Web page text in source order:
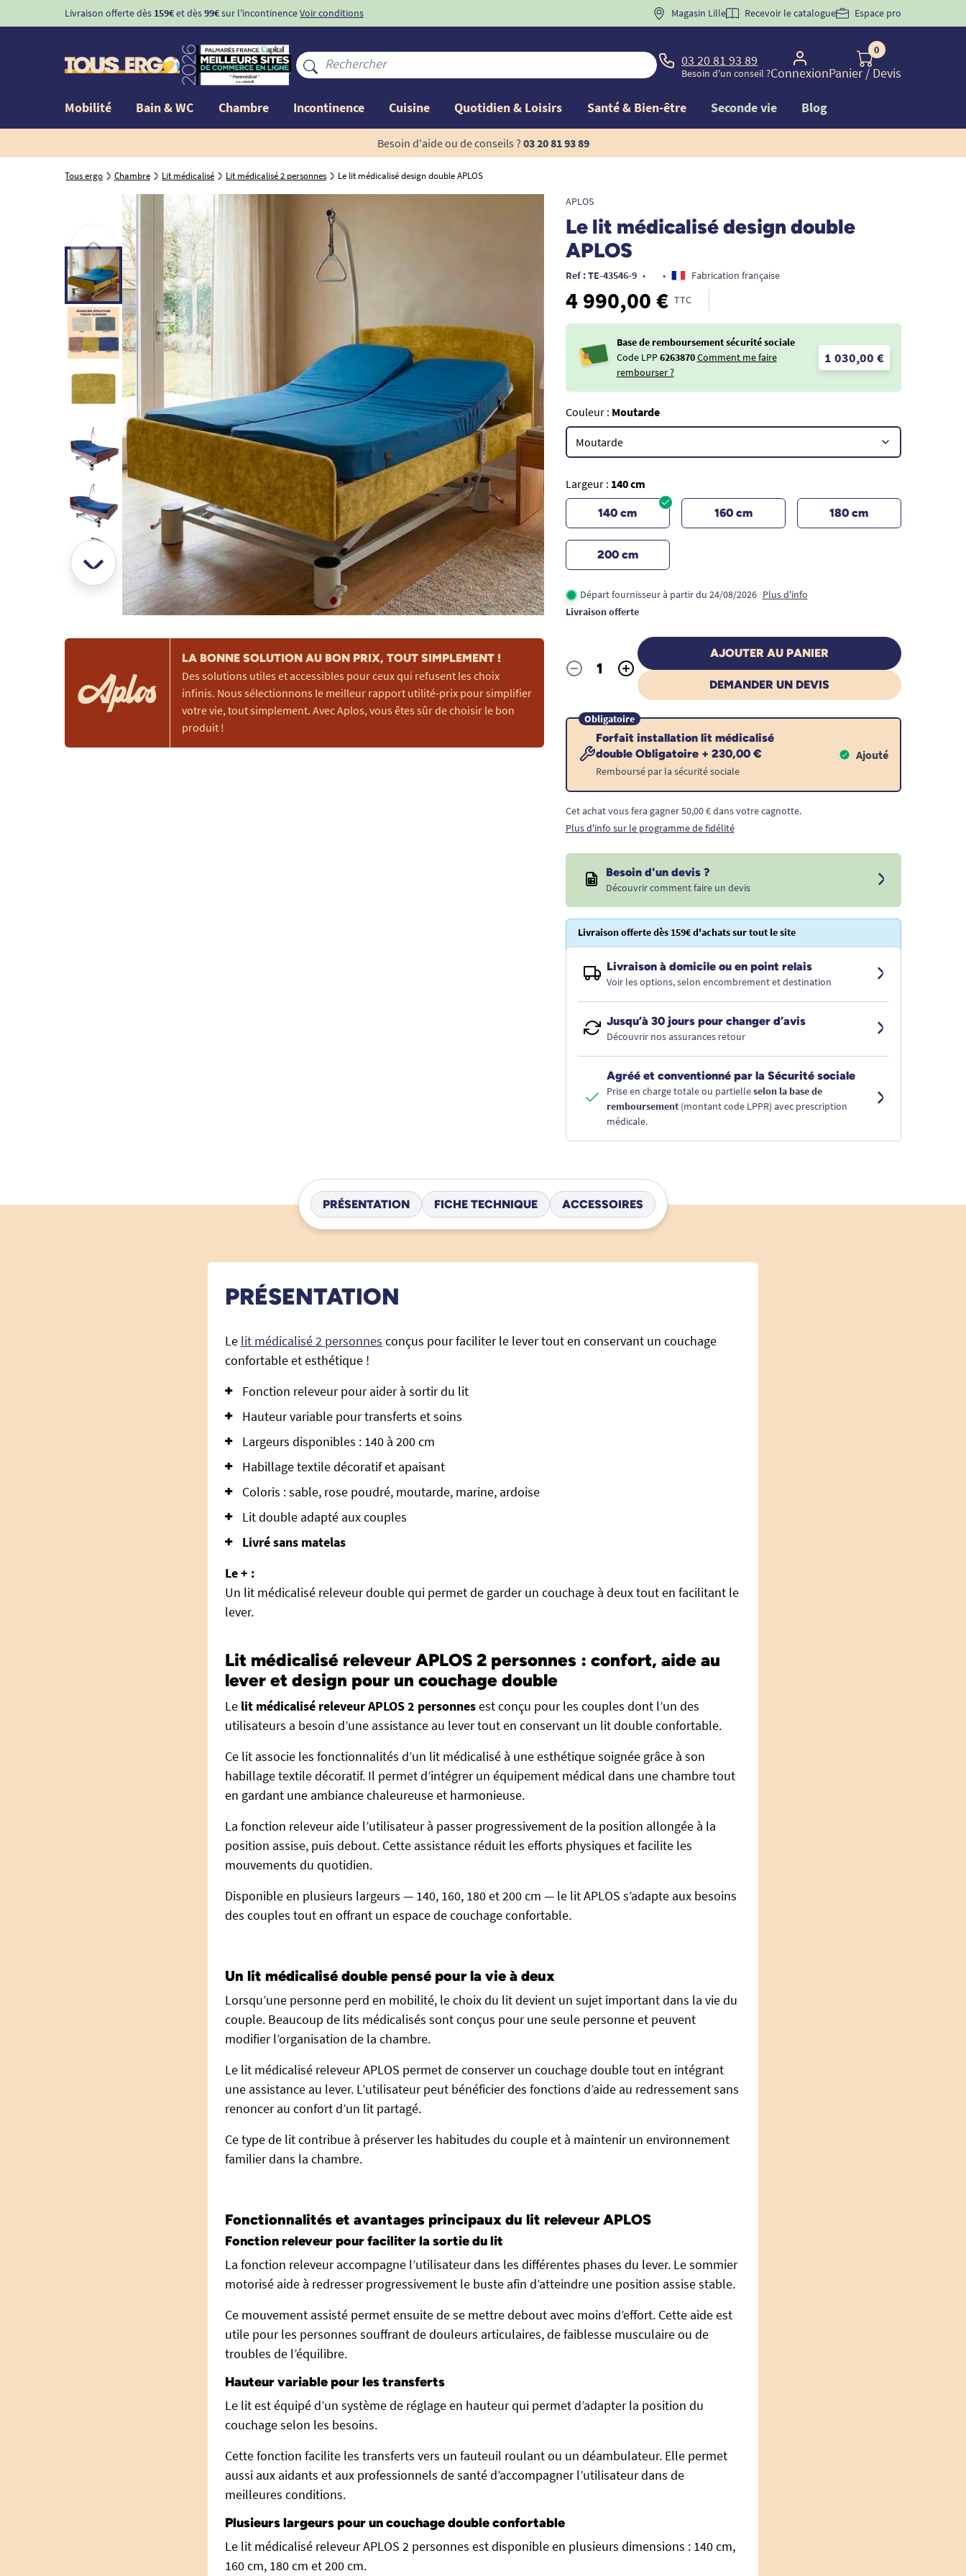
Livraison offerte dès 159€et dès99€sur l'incontinenceVoir conditions BIENVENUE" pourla 1ère commande d'incontinence
Magasin Lille Recevoir le catalogue Espace pro
03 20 81 93 89
Besoin d'un conseil ?Connexion
0
Panier/ Devis
Mobilité Bain & WC Chambre Incontinence Cuisine Quotidien & Loisirs Santé & Bien-être Seconde vie Blog
Besoin d'aide ou de conseils ? 03 20 81 93 89
Tous ergo Chambre Lit médicalisé Lit médicalisé 2 personnes Le lit médicalisé design double APLOS
APLOS
Le lit médicalisé design double
APLOS
Ref : TE-43546-9 • • Fabrication française
4 990,00 € TTC
Base de remboursement sécurité sociale
Code LPP6263870Comment me faire
rembourser ?
1 030,00 €
Couleur : Moutarde
Largeur : 140 cm
140 cm 160 cm 180 cm
200 cm
Départ fournisseur à partir du 24/08/2026 Plus d'info
Livraison offerte
Quantité
- +
AJOUTER AU PANIER
DEMANDER UN DEVIS
Obligatoire
Forfait installation lit médicalisé
double Obligatoire + 230,00 €
Remboursé par la sécurité sociale
Ajouté
Cet achat vous fera gagner 50,00 € dans votre cagnotte.
Plus d'info sur le programme de fidélité
Besoin d'un devis ?
Découvrir comment faire un devis
Livraison offerte dès 159€ d'achats sur tout le site
Livraison à domicile ou en point relais
Voir les options, selon encombrement et destination
Jusqu’à 30 jours pour changer d’avis
Découvrir nos assurances retour
Agréé et conventionné par la Sécurité sociale
Prise en charge totale ou partielleselon la base de
remboursement (montant code LPPR) avec prescription
médicale.
LA BONNE SOLUTION AU BON PRIX, TOUT SIMPLEMENT !
Des solutions utiles et accessibles pour ceux qui refusent les choix
infinis. Nous sélectionnons le meilleur rapport utilité-prix pour simplifier
votre vie, tout simplement. Avec Aplos, vous êtes sûr de choisir le bon
produit !
PRÉSENTATION FICHE TECHNIQUE ACCESSOIRES
PRÉSENTATION
Le lit médicalisé 2 personnes conçus pour faciliter le lever tout en conservant un couchage
confortable et esthétique !
Fonction releveur pour aider à sortir du lit
Hauteur variable pour transferts et soins
Largeurs disponibles : 140 à 200 cm
Habillage textile décoratif et apaisant
Coloris : sable, rose poudré, moutarde, marine, ardoise
Lit double adapté aux couples
Livré sans matelas
Le + :
Un lit médicalisé releveur double qui permet de garder un couchage à deux tout en facilitant le
lever.
Lit médicalisé releveur APLOS 2 personnes : confort, aide au
lever et design pour un couchage double
Le lit médicalisé releveur APLOS 2 personnesest conçu pour les couples dont l’un des
utilisateurs a besoin d’une assistance au lever tout en conservant un lit double confortable.
Ce lit associe les fonctionnalités d’un lit médicalisé à une esthétique soignée grâce à son
habillage textile décoratif. Il permet d’intégrer un équipement médical dans une chambre tout
en gardant une ambiance chaleureuse et harmonieuse.
La fonction releveur aide l’utilisateur à passer progressivement de la position allongée à la
position assise, puis debout. Cette assistance réduit les efforts physiques et facilite les
mouvements du quotidien.
Disponible en plusieurs largeurs — 140, 160, 180 et 200 cm — le lit APLOS s’adapte aux besoins
des couples tout en offrant un espace de couchage confortable.
Un lit médicalisé double pensé pour la vie à deux
Lorsqu’une personne perd en mobilité, le choix du lit devient un sujet important dans la vie du
couple. Beaucoup de lits médicalisés sont conçus pour une seule personne et peuvent
modifier l’organisation de la chambre.
Le lit médicalisé releveur APLOS permet de conserver un couchage double tout en intégrant
une assistance au lever. L’utilisateur peut bénéficier des fonctions d’aide au redressement sans
renoncer au confort d’un lit partagé.
Ce type de lit contribue à préserver les habitudes du couple et à maintenir un environnement
familier dans la chambre.
Fonctionnalités et avantages principaux du lit releveur APLOS
Fonction releveur pour faciliter la sortie du lit
La fonction releveur accompagne l’utilisateur dans les différentes phases du lever. Le sommier
motorisé aide à redresser progressivement le buste afin d’atteindre une position assise stable.
Ce mouvement assisté permet ensuite de se mettre debout avec moins d’effort. Cette aide est
utile pour les personnes souffrant de douleurs articulaires, de faiblesse musculaire ou de
troubles de l’équilibre.
Hauteur variable pour les transferts
Le lit est équipé d’un système de réglage en hauteur qui permet d’adapter la position du
couchage selon les besoins.
Cette fonction facilite les transferts vers un fauteuil roulant ou un déambulateur. Elle permet
aussi aux aidants et aux professionnels de santé d’accompagner l’utilisateur dans de
meilleures conditions.
Plusieurs largeurs pour un couchage double confortable
Le lit médicalisé releveur APLOS 2 personnes est disponible en plusieurs dimensions : 140 cm,
160 cm, 180 cm et 200 cm.